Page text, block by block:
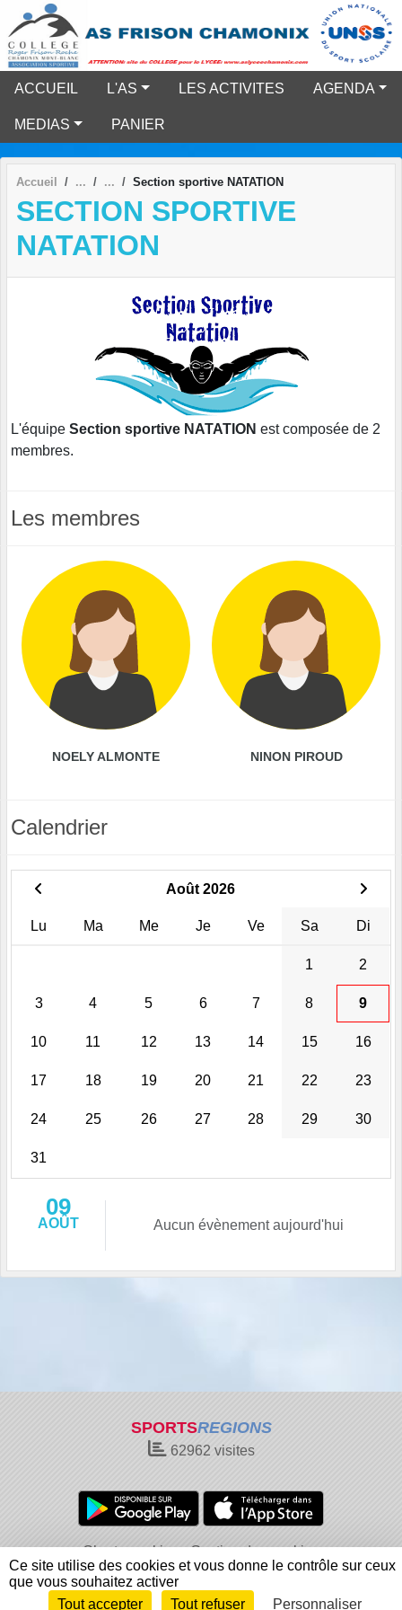
ACCUEIL L'AS LES ACTIVITES AGENDA
MEDIAS PANIER
Accueil Section sportive NATATION
SECTION SPORTIVE
NATATION
L'équipe Section sportive NATATION est composée de 2
membres.
Les membres
NOELY ALMONTE NINON PIROUD
Calendrier
Août 2026
Lu Ma Me Je Ve Sa Di
1 2
3 4 5 6 7 8 9
10 11 12 13 14 15 16
17 18 19 20 21 22 23
24 25 26 27 28 29 30
31
09
AOÛT Aucun évènement aujourd'hui
SPORTSREGIONS
62962 visites
Charte cookies
Gestion des cookies
Informations légales
Signaler un contenu inapproprié
Envie de participer ? Connexion
Panneau de gestion des cookies
Ce site utilise des cookies et vous donne le contrôle sur ceux
que vous souhaitez activer
Tout accepter
Tout refuser Personnaliser